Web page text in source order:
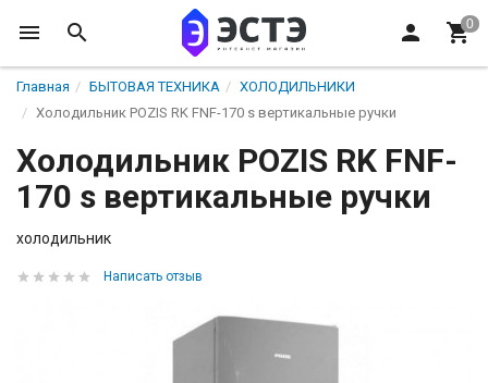
Главная БЫТОВАЯ ТЕХНИКА
ХОЛОДИЛЬНИКИ
Холодильник POZIS RK FNF-170 s вертикальные ручки
Холодильник POZIS RK FNF-
170 s вертикальные ручки
холодильник
Написать отзыв